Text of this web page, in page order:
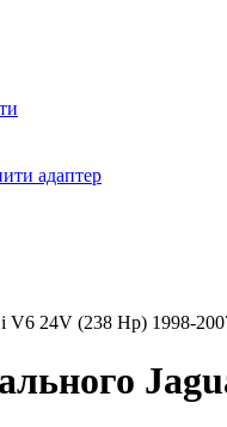
адаптер
i V6 24V (238 Hp) 1998-